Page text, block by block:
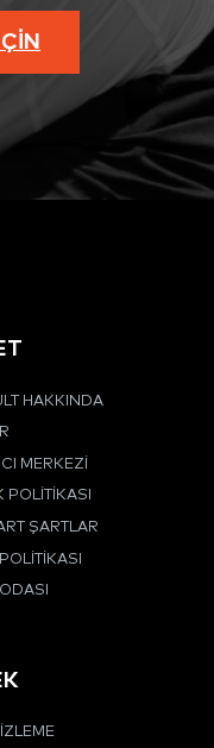
HAKKINDA
MERKEZI
POLITIKASI
ŞARTLAR